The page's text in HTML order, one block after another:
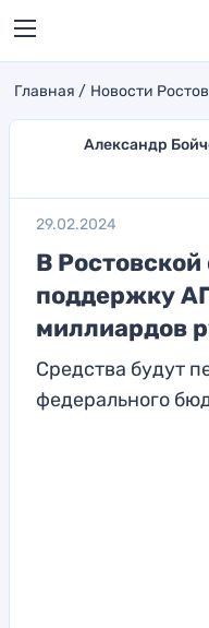
Главная Новости
Александр
29.02.2024
В Ростовской
поддержку
миллиардов
Средства будут
федерального